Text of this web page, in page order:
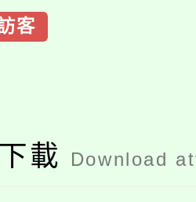
客
載 Download